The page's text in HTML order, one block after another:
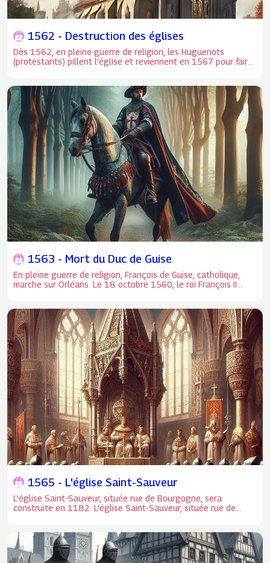
1562 - Destruction des églises
Dès 1562, en pleine guerre de religion, les Huguenots
(protestants) pillent l'église et reviennent en 1567 pour faire
Durant les guerres de religion, le bâtiment, comme d'autres
églises de la ville, est incendié par les protestants
(huguenots) en 1562 et 1567. Les charpentes seront
détruites, mais l'édifice sera rapidement reconstruit.
1563 - Mort du Duc de Guise
En pleine guerre de religion, François de Guise, catholique,
marche sur Orléans. Le 18 octobre 1560, le roi François II
fervent partisan de la Réforme protestante. Le roi meurt
(peut-être d'une méningite) à hôtel Groslot, après s'être
évanoui à Saint-Aignan, le 5 décembre 1560. Il a alors 16 ans.
La chapelle ardente sera la salle initialement prévue pour
juger le Prince de Condé, protestant notoire fraichement
capturé. Le 8 décembre, le cœur du jeune roi est déposé en la
cathédrale Sainte-Croix.
1565 - L'église Saint-Sauveur
L'église Saint-Sauveur, située rue de Bourgogne, sera
construite en 1182. L'église Saint-Sauveur, située rue de
Saint-Jean-de-Jérusalem puis aux chevaliers de Rhodes et de
Malte.